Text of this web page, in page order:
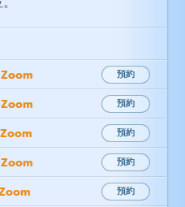
預約
預約
預約
預約
預約